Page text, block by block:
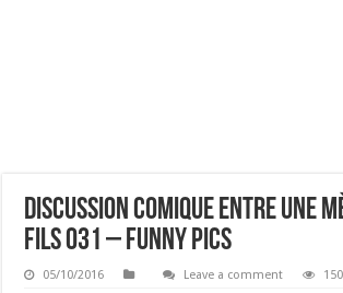
Discussion Comique Entre Une
Fils 031 – Funny Pics
05/10/2016 Leave a comment